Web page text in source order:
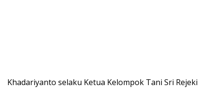
Khadariyanto selaku Ketua Kelompok Tani Sri Rejeki